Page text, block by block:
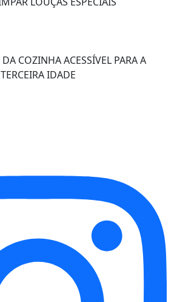
COZINHA ACESSÍVEL PARA A
TERCEIRA IDADE